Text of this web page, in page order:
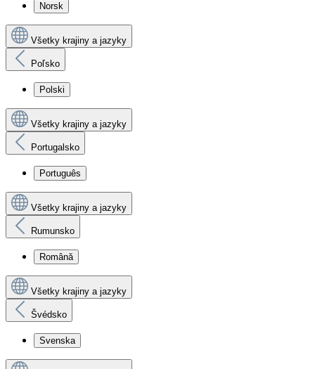
Norsk
Všetky krajiny a jazyky
Poľsko
Polski
Všetky krajiny a jazyky
Portugalsko
Português
Všetky krajiny a jazyky
Rumunsko
Română
Všetky krajiny a jazyky
Švédsko
Svenska